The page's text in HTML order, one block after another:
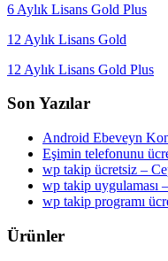
6 Aylık Lisans Gold Plus
12 Aylık Lisans Gold
12 Aylık Lisans Gold Plus
Son Yazılar
Android Ebeveyn
Eşimin telefonunu
wp takip ücretsiz –
wp takip uygulaması
wp takip programı
Ürünler